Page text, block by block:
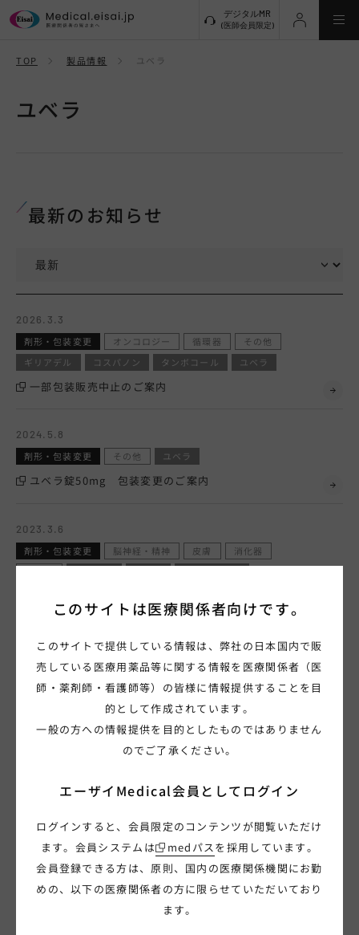
デジタルMR
(医師会員限定)
ユベラ錠50mg
製品概要
hhcホットライン
平日 9時～18時
エーザイ製品に関するご不明な点は
お問い合わせください
TOP 製品情報 ユベラ
ユベラ
最新のお知らせ
2026.3.3
剤形・包装変更
オンコロジー 循環器
その他
ギリアデル
コスパノン タンボコール ユベラ
一部包装販売中止のご案内
2024.5.8
剤形・包装変更
その他 ユベラ
ユベラ錠50mg 包装変更のご案内
2023.3.6
剤形・包装変更
脳神経・精神 皮膚
消化器
フェロミア
プロピタン ベサコリン
ムコフィリン
（2024年5月改定）
お知らせ一覧へ
ユベラ錠50mg
このサイトは医療関係者向けです。
このサイトで提供している情報は、弊社の日本国内で販
売している医療用薬品等に関する情報を医療関係者（医
師・薬剤師・看護師等）の皆様に情報提供することを目
的として作成されています。
一般の方への情報提供を目的としたものではありません
のでご了承ください。
エーザイMedical会員として ログイン
ログインすると、会員限定のコンテンツが閲覧いただけ
ます。会員システムは
medパス を採用しています。
会員登録できる方は、原則、国内の医療関係機関にお勤
めの、以下の医療関係者の方に限らせていただいており
ます。